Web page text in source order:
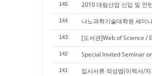
145 2010 대림산업 신입 및 인
144 나노과학기술대학원 세미
143 [도서관]Web of Science /
142 Special Invited Seminar
141 입사서류 작성법(이력서/